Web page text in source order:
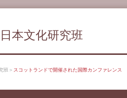
本文化研究班
班 ＞ スコットランドで開催された国際カンファレンス